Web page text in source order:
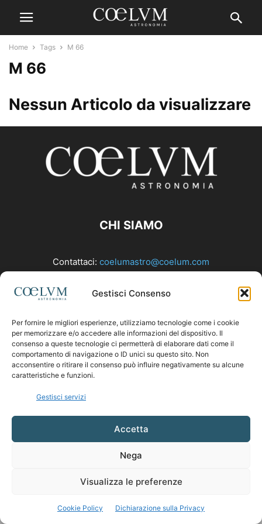
Gestisci Consenso
Per fornire le migliori esperienze, utilizziamo tecnologie come i cookie
per memorizzare e/o accedere alle informazioni del dispositivo. Il
consenso a queste tecnologie ci permetterà di elaborare dati come il
comportamento di navigazione o ID unici su questo sito. Non
acconsentire o ritirare il consenso può influire negativamente su alcune
caratteristiche e funzioni.
Gestisci servizi
Accetta
Nega
Visualizza le preferenze
Cookie Policy Dichiarazione sulla Privacy
Home Tags M 66
M 66
Nessun Articolo da visualizzare
CHI SIAMO
Contattaci: coelumastro@coelum.com
SEGUICI